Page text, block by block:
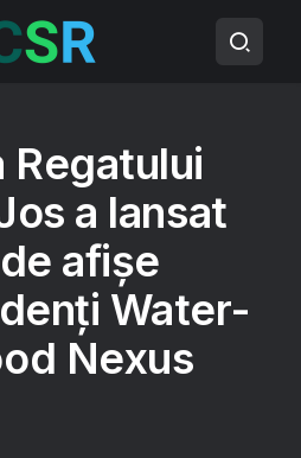
Regatului
a lansat
afișe
Water-
Nexus